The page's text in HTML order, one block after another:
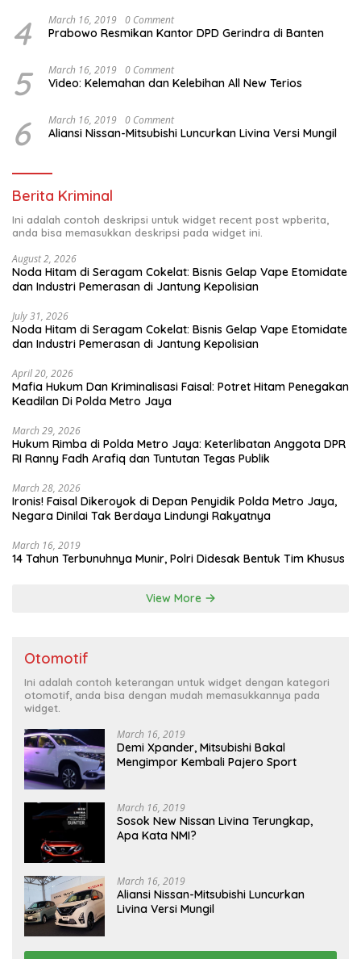
4 March 16, 2019 0 Comment
Prabowo Resmikan Kantor DPD Gerindra di Banten
5 March 16, 2019 0 Comment
Video: Kelemahan dan Kelebihan All New Terios
6 March 16, 2019 0 Comment
Aliansi Nissan-Mitsubishi Luncurkan Livina Versi Mungil
Berita Kriminal
Ini adalah contoh deskripsi untuk widget recent post wpberita,
anda bisa memasukkan deskripsi pada widget ini.
August 2, 2026
Noda Hitam di Seragam Cokelat: Bisnis Gelap Vape Etomidate
dan Industri Pemerasan di Jantung Kepolisian
July 31, 2026
Noda Hitam di Seragam Cokelat: Bisnis Gelap Vape Etomidate
dan Industri Pemerasan di Jantung Kepolisian
April 20, 2026
Mafia Hukum Dan Kriminalisasi Faisal: Potret Hitam Penegakan
Keadilan Di Polda Metro Jaya
March 29, 2026
Hukum Rimba di Polda Metro Jaya: Keterlibatan Anggota DPR
RI Ranny Fadh Arafiq dan Tuntutan Tegas Publik
March 28, 2026
Ironis! Faisal Dikeroyok di Depan Penyidik Polda Metro Jaya,
Negara Dinilai Tak Berdaya Lindungi Rakyatnya
March 16, 2019
14 Tahun Terbunuhnya Munir, Polri Didesak Bentuk Tim Khusus
View More
Otomotif
Ini adalah contoh keterangan untuk widget dengan kategori
otomotif, anda bisa dengan mudah memasukkannya pada
widget.
March 16, 2019
Demi Xpander, Mitsubishi Bakal
Mengimpor Kembali Pajero Sport
March 16, 2019
Sosok New Nissan Livina Terungkap,
Apa Kata NMI?
March 16, 2019
Aliansi Nissan-Mitsubishi Luncurkan
Livina Versi Mungil